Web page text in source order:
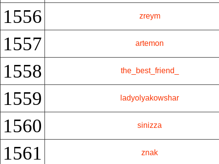
1556 zreym
1557 artemon
1558 the_best_friend_
1559 ladyolyakowshar
1560 sinizza
1561 znak